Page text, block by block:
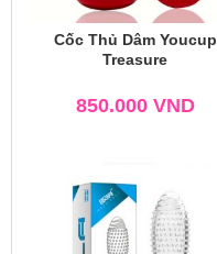
Cốc Thủ Dâm Youcup
Treasure
850.000 VND